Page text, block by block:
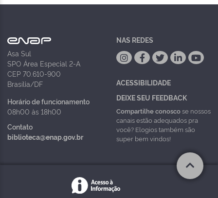
Asa Sul
SPO Área Especial 2-A
CEP 70.610-900
Brasília/DF
Horário de funcionamento
08h00 às 18h00
Contato
biblioteca@enap.gov.br
NAS REDES
ACESSIBILIDADE
DEIXE SEU FEEDBACK
Compartilhe conoscose nossos
canais estão adequados pra
você? Elogios também são
super bem vindos!